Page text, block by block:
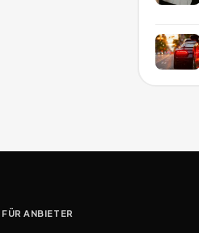
FÜR ANBIETER